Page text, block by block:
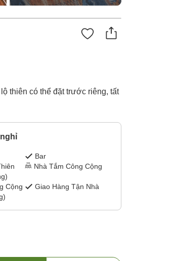
thiên có thể đặt trước riêng, tất
Bar
Nhà Tắm Công Cộng
Cộng
Giao Hàng Tận Nhà